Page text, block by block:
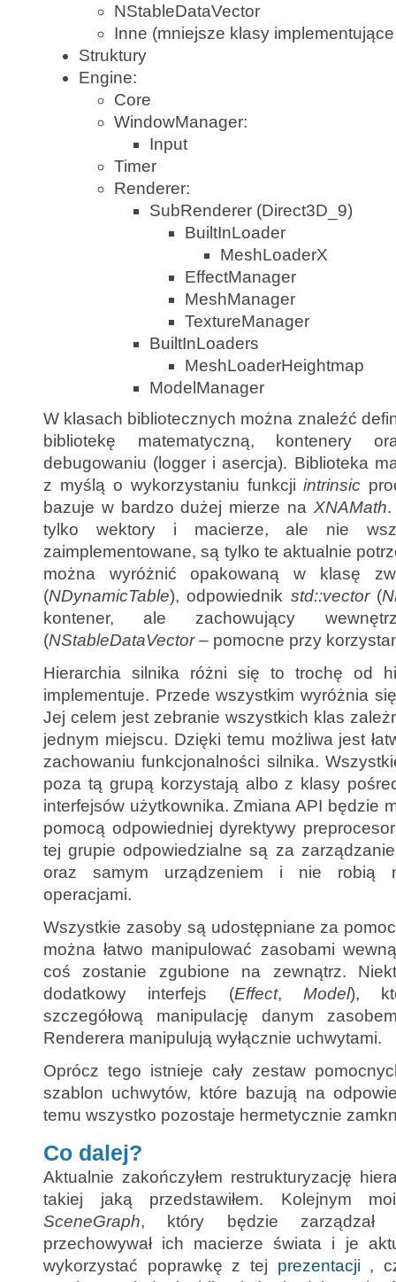
NStableDataVector
Inne (mniejsze klasy
Struktury
Engine:
Core
WindowManager:
Input
Timer
Renderer:
SubRenderer (Direct3D_9)
BuiltInLoader
MeshLoaderX
EffectManager
MeshManager
TextureManager
BuiltInLoaders
MeshLoaderHeightmap
ModelManager
W klasach bibliotecznych można znaleźć
bibliotekę matematyczną, kontenery
debugowaniu (logger i asercja). Biblioteka
z myślą o wykorzystaniu funkcjiintrinsic
bazuje w bardzo dużej mierze na XNAMath.
tylko wektory i macierze, ale nie
zaimplementowane, są tylko te aktualnie
można wyróżnić opakowaną w klasę
(NDynamicTable), odpowiednik std::vector(
kontener, ale zachowujący
(NStableDataVector – pomocne przy
Hierarchia silnika różni się to trochę od
implementuje. Przede wszystkim wyróżnia
Jej celem jest zebranie wszystkich klas
jednym miejscu. Dzięki temu możliwa jest
zachowaniu funkcjonalności silnika.
poza tą grupą korzystają albo z klasy
interfejsów użytkownika. Zmiana API będzie
pomocą odpowiedniej dyrektywy
tej grupie odpowiedzialne są za
oraz samym urządzeniem i nie robią
operacjami.
Wszystkie zasoby są udostępniane za
można łatwo manipulować zasobami
coś zostanie zgubione na zewnątrz.
dodatkowy interfejs (Effect, Model),
szczegółową manipulację danym
Renderera manipulują wyłącznie uchwytami.
Oprócz tego istnieje cały zestaw
szablon uchwytów, które bazują na
temu wszystko pozostaje hermetycznie
Co dalej?
Aktualnie zakończyłem restrukturyzację
takiej jaką przedstawiłem. Kolejnym
SceneGraph, który będzie zarządzał
przechowywał ich macierze świata i je
wykorzystać poprawkę z tej prezentacji ,